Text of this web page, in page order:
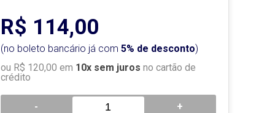
R$ 114,00
(no boleto bancário já com 5% de desconto)
ou R$ 120,00 em 10x sem juros no cartão de
crédito
- +